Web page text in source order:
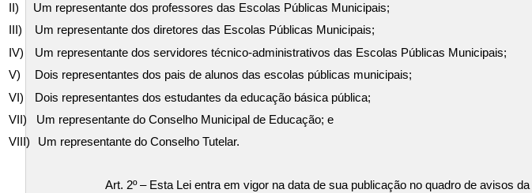
II)
Um representante dos professores das Escolas Públicas Municipais;
III)
Um representante dos diretores das Escolas Públicas Municipais;
IV)
Um representante dos servidores técnico-administrativos das Escolas Públicas Municipais;
V)
Dois representantes dos pais de alunos das escolas públicas municipais;
VI)
Dois representantes dos estudantes da educação básica pública;
VII)
Um representante do Conselho Municipal de Educação; e
VIII)
Um representante do Conselho Tutelar.
Art. 2º – Esta Lei entra em vigor na data de sua publicação no quadro de avisos